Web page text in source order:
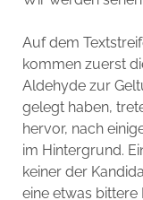
Auf dem
kommen zuerst
Aldehyde zur
gelegt haben,
hervor, nach
im Hintergrund.
keiner der
eine etwas bittere